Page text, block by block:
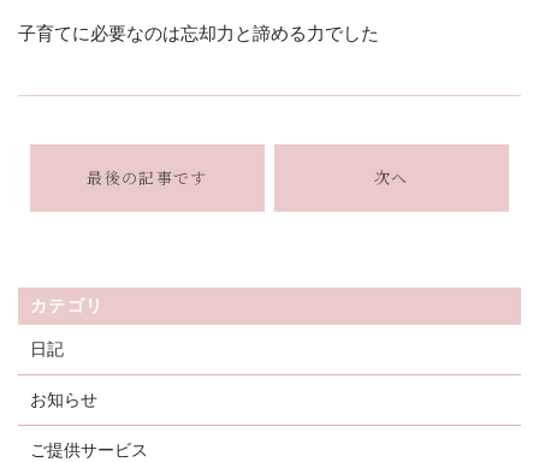
子育てに必要なのは忘却力と諦める力でした
最後の記事です 次へ
カテゴリ
日記
お知らせ
ご提供サービス